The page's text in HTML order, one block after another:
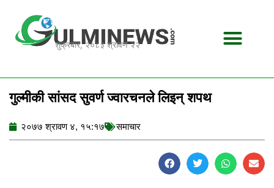
content
शुक्रबार, २०८३ श्रावण २२
गुल्मीकी सांसद सुवर्ण ज्वारचनले लिइन् शपथ
२०७७ श्रावण ४, १५:१७ समाचार